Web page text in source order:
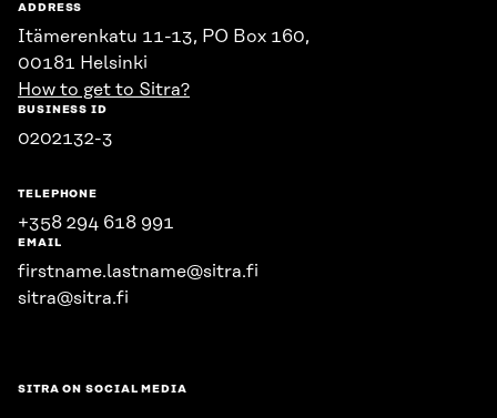
ADDRESS
Itämerenkatu 11-13, PO Box 160,
00181 Helsinki
How to get to Sitra?
BUSINESS ID
0202132-3
TELEPHONE
+358 294 618 991
EMAIL
firstname.lastname@sitra.fi
sitra@sitra.fi
SITRA ON SOCIAL MEDIA